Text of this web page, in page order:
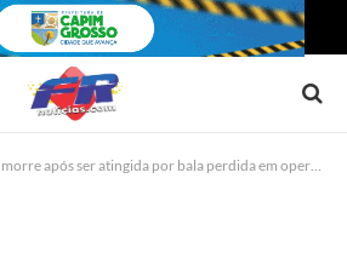
ser atingida por bala perdida em operação policial na Engomadeira